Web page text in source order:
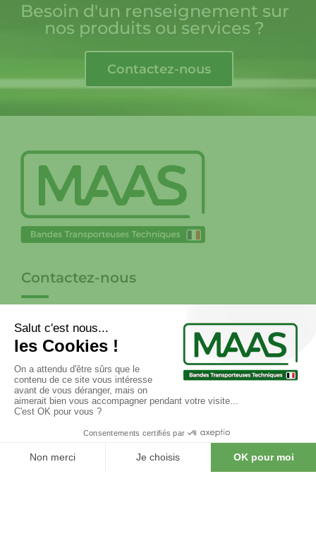
Besoin d'un renseignement sur
nos produits ou services ?
Contactez-nous
Contactez-nous
+33 (0)3 20 58 20 00
contact@maas-bt.com
Newsletter